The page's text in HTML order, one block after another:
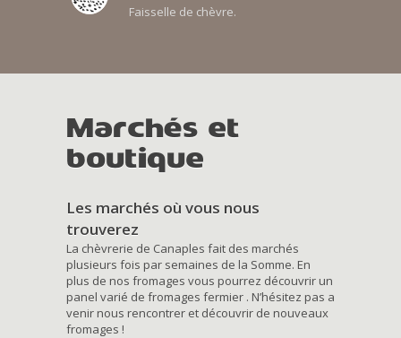
Faisselle de chèvre.
Marchés et
boutique
Les marchés où vous nous
trouverez
La chèvrerie de Canaples fait des marchés
plusieurs fois par semaines de la Somme. En
plus de nos fromages vous pourrez découvrir un
panel varié de fromages fermier . N’hésitez pas a
venir nous rencontrer et découvrir de nouveaux
fromages !